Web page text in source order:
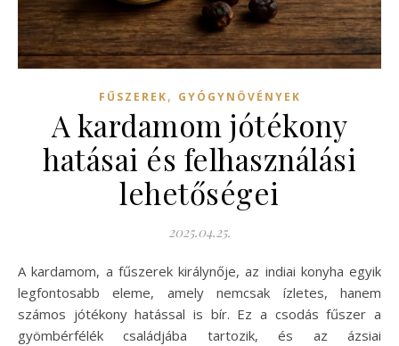
FŰSZEREK, GYÓGYNÖVÉNYEK
A kardamom jótékony
hatásai és felhasználási
lehetőségei
2025.04.25.
A kardamom, a fűszerek királynője, az indiai konyha egyik
legfontosabb eleme, amely nemcsak ízletes, hanem
számos jótékony hatással is bír. Ez a csodás fűszer a
gyömbérfélék családjába tartozik, és az ázsiai